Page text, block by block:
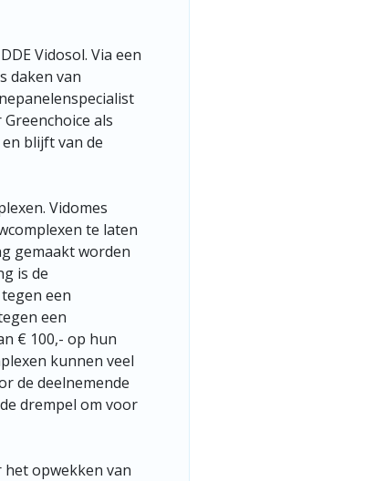
Vidosol. Via een
daken van
als
blijft van de
Vidomes
te laten
gemaakt worden
is de
een
een
€ 100,- op hun
kunnen veel
de deelnemende
drempel om voor
het opwekken van